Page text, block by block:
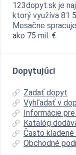
123dopyt.sk je
ktorý využíva 81
Mesačne
ako 75 mil. €.
Dopytujúci
Zadať dopyt
Vyhľadať v
Informácie
Katalóg
Často
Obchodné